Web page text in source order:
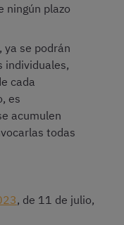
ningún plazo
ya se podrán
individuales,
cada
es
acumulen
todas
, de 11 de julio,